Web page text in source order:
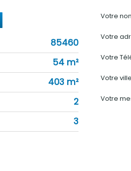
85460
54 m²
403 m²
2
3
Votre
Votre
Votre
Votre
Votre